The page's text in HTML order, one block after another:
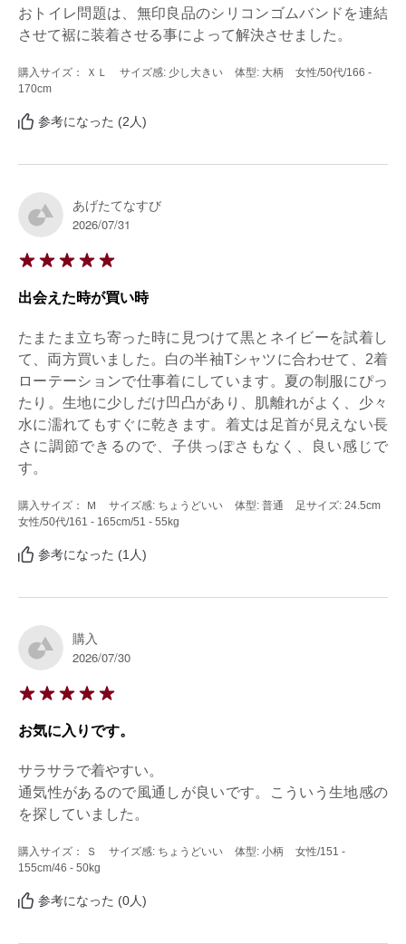
おトイレ問題は、無印良品のシリコンゴムバンドを連結
させて裾に装着させる事によって解決させました。
購入サイズ： ＸＬ サイズ感: 少し大きい 体型: 大柄 女性/50代/166 -
170cm
参考になった (2人)
あげたてなすび
2026/07/31
出会えた時が買い時
たまたま立ち寄った時に見つけて黒とネイビーを試着し
て、両方買いました。白の半袖Tシャツに合わせて、2着
ローテーションで仕事着にしています。夏の制服にぴっ
たり。生地に少しだけ凹凸があり、肌離れがよく、少々
水に濡れてもすぐに乾きます。着丈は足首が見えない長
さに調節できるので、子供っぽさもなく、良い感じで
す。
購入サイズ： Ｍ サイズ感: ちょうどいい 体型: 普通
足サイズ: 24.5cm
女性/50代/161 - 165cm/51 - 55kg
参考になった (1人)
購入
2026/07/30
お気に入りです。
サラサラで着やすい。
通気性があるので風通しが良いです。こういう生地感の
を探していました。
購入サイズ： Ｓ サイズ感: ちょうどいい 体型: 小柄 女性/151 -
155cm/46 - 50kg
参考になった (0人)